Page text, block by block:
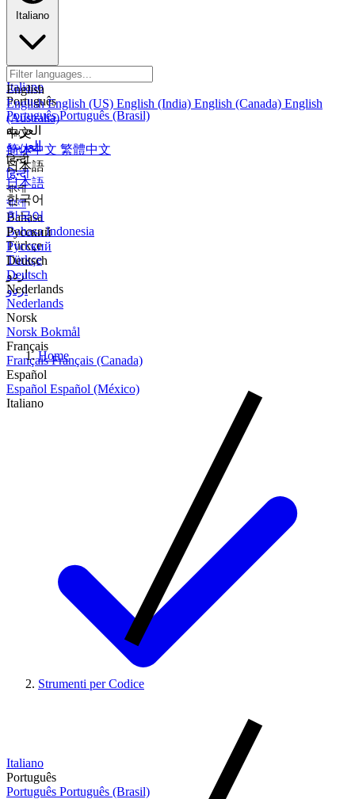
Italiano
Português
PortuguêsPortuguês (Brasil)
العربية
العربية
हिन्दी
हिन्दी
বাংলা
বাংলা
Bahasa
Bahasa Indonesia
Türkçe
Türkçe
اردو
اردو
Italiano
English
EnglishEnglish (US) English (India) English (Canada) English
(Australia)
中文
简体中文 繁體中文
日本語
日本語
한국어
한국어
Русский
Русский
Deutsch
Deutsch
Nederlands
Nederlands
Norsk
Norsk Bokmål
Français
FrançaisFrançais (Canada)
Español
Español Español (México)
Italiano
Italiano
Português
Português Português (Brasil)
Home
Strumenti per Codice